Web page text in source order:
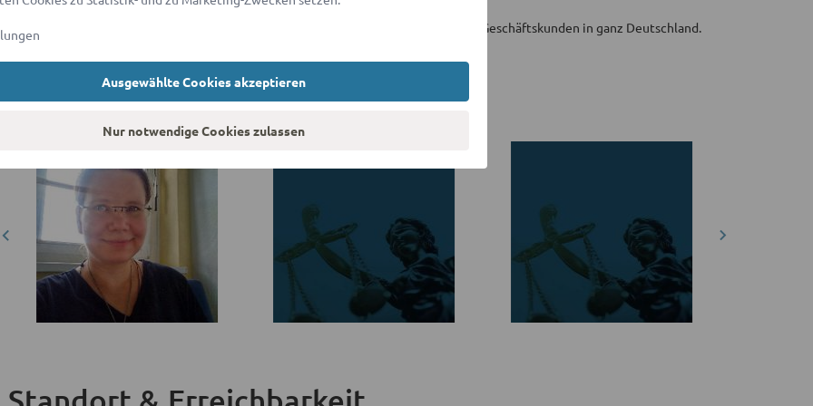
Rechtsanwältin Jenny Weber berät und vertritt seit 14 Jahren Privatpersonen und Geschäftskunden in ganz Deutschland.
Ausgewählte Cookies akzeptieren
Nur notwendige Cookies zulassen